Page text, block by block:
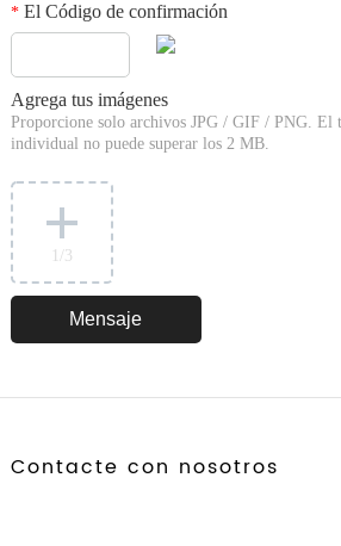
*El Código de confirmación
Agrega tus imágenes
Proporcione solo archivos JPG / GIF / PNG. El
individual no puede superar los 2 MB.
/3
Contacte con nosotros